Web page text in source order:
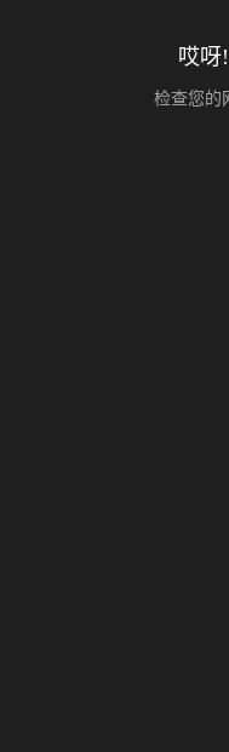
哎呀
检查您的